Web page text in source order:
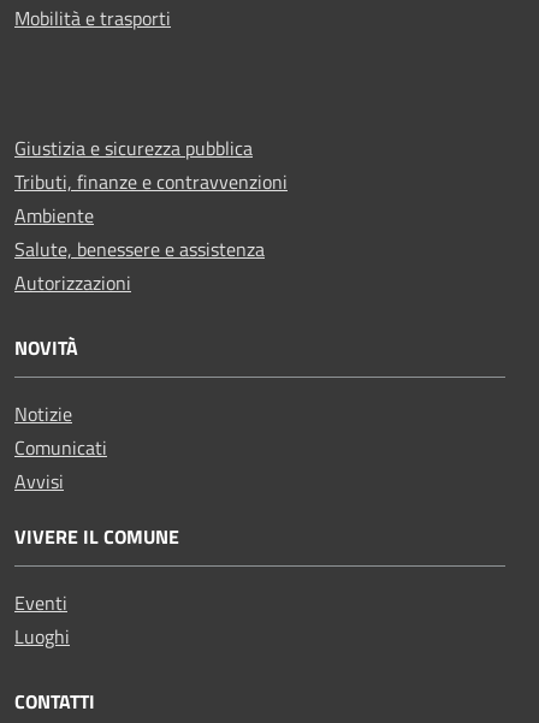
Mobilità e trasporti
Giustizia e sicurezza pubblica
Tributi, finanze e contravvenzioni
Ambiente
Salute, benessere e assistenza
Autorizzazioni
NOVITÀ
Notizie
Comunicati
Avvisi
VIVERE IL COMUNE
Eventi
Luoghi
CONTATTI